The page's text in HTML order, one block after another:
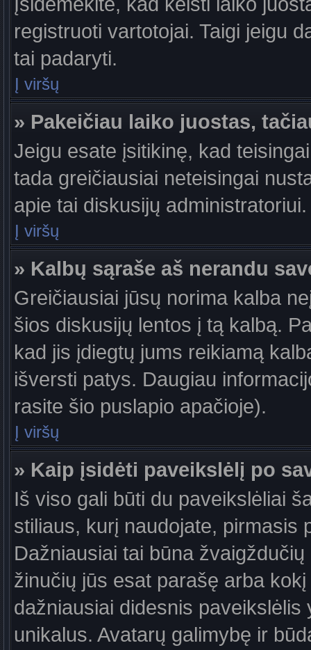
registruoti vartotojai. Taigi jeigu
tai padaryti.
Į viršų
» Pakeičiau laiko juostas,
Jeigu esate įsitikinę, kad
tada greičiausiai neteisingai
apie tai diskusijų administratoriui.
Į viršų
» Kalbų sąraše aš nerandu
Greičiausiai jūsų norima kalba
šios diskusijų lentos į tą kalbą.
kad jis įdiegtų jums reikiamą
išversti patys. Daugiau
rasite šio puslapio apačioje).
Į viršų
» Kaip įsidėti paveikslėlį po
Iš viso gali būti du paveikslėliai
stiliaus, kurį naudojate, pirmasis
Dažniausiai tai būna
žinučių jūs esat parašę arba
dažniausiai didesnis
unikalus. Avatarų galimybę ir